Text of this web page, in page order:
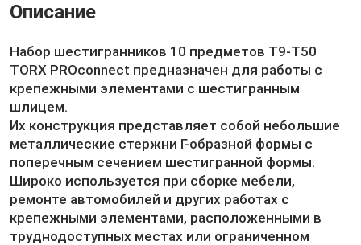
Описание
Набор шестигранников 10 предметов T9-T50
TORX PROconnect предназначен для работы с
крепежными элементами с шестигранным
шлицем.
Их конструкция представляет собой небольшие
металлические стержни Г-образной формы с
поперечным сечением шестигранной формы.
Широко используется при сборке мебели,
ремонте автомобилей и других работах с
крепежными элементами, расположенными в
труднодоступных местах или ограниченном